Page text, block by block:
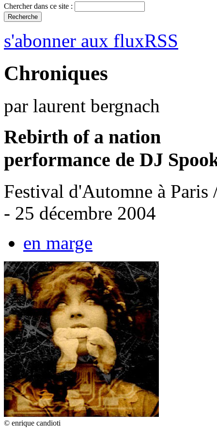
Chercher dans ce site :
s'abonner aux fluxRSS
Chroniques
par laurent bergnach
Rebirth of a nation
performance de DJ
Festival d'Automne à Paris
- 25 décembre 2004
en marge
© enrique candioti